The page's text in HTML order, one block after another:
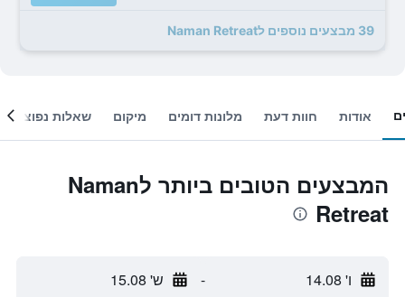
39 מבצעים נוספים לNaman Retreat
אודות חוות דעת מלונות דומים מיקום שאלות נפוצות
המבצעים הטובים ביותר לNaman
Retreat
ו' 14.08 - ש' 15.08